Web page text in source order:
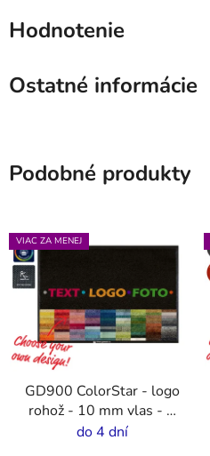
Hodnotenie
Ostatné informácie
Podobné produkty
VIAC ZA MENEJ
GD900 ColorStar - logo
rohož - 10 mm vlas - 2
cm gumový okraj
do 4 dní